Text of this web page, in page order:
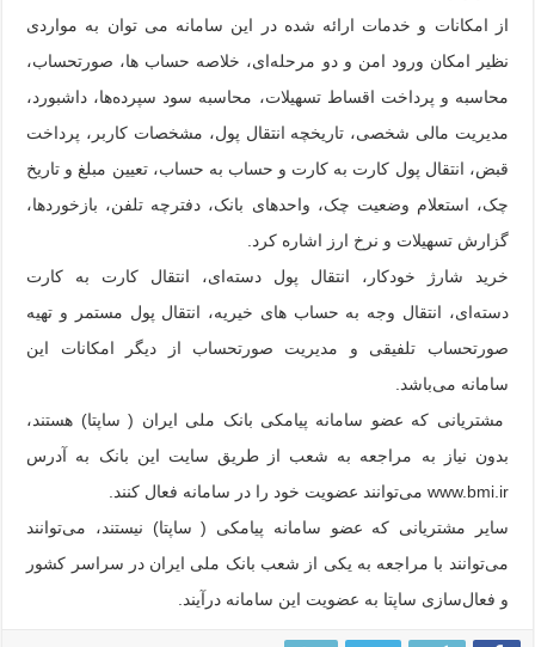
از امکانات و خدمات ارائه شده در این سامانه می توان به مواردی
نظیر امکان ورود امن و دو مرحله‌ای، خلاصه حساب ها، صورتحساب،
محاسبه و پرداخت اقساط تسهیلات، محاسبه سود سپرده‌ها، داشبورد،
مدیریت مالی شخصی، تاریخچه انتقال پول، مشخصات کاربر، پرداخت
قبض، انتقال پول کارت به کارت و حساب به حساب، تعیین مبلغ و تاریخ
چک، استعلام وضعیت چک، واحدهای بانک، دفترچه تلفن، بازخوردها،
گزارش تسهیلات و نرخ ارز اشاره کرد.
خرید شارژ خودکار، انتقال پول دسته‌ای، انتقال کارت به کارت
دسته‌ای، انتقال وجه به حساب های خیریه، انتقال پول مستمر و تهیه
صورتحساب تلفیقی و مدیریت صورتحساب از دیگر امکانات این
سامانه می‌باشد.
مشتریانی که عضو سامانه پیامکی بانک ملی ایران ( ساپتا) هستند،
بدون نیاز به مراجعه به شعب از طریق سایت این بانک به آدرس
www.bmi.ir می‌توانند عضویت خود را در سامانه فعال کنند.
سایر مشتریانی که عضو سامانه پیامکی ( ساپتا) نیستند، می‌توانند
می‌توانند با مراجعه به یکی از شعب بانک ملی ایران در سراسر کشور
و فعال‌سازی ساپتا به عضویت این سامانه درآیند.